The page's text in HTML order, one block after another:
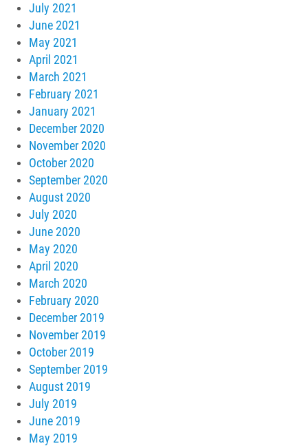
July 2021
June 2021
May 2021
April 2021
March 2021
February 2021
January 2021
December 2020
November 2020
October 2020
September 2020
August 2020
July 2020
June 2020
May 2020
April 2020
March 2020
February 2020
December 2019
November 2019
October 2019
September 2019
August 2019
July 2019
June 2019
May 2019